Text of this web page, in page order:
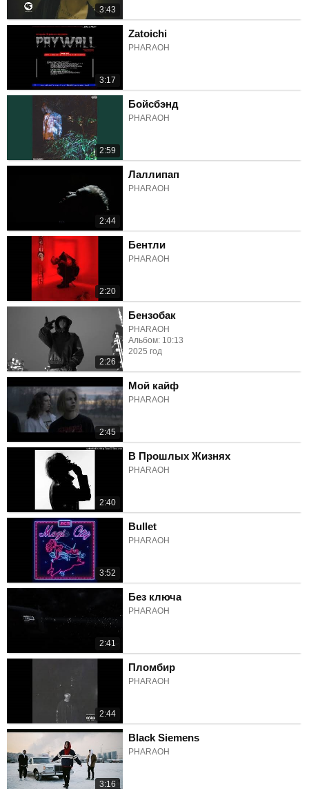
3:43
3:17
Zatoichi
PHARAOH
2:59
Бойсбэнд
PHARAOH
2:44
Лаллипап
PHARAOH
2:20
Бентли
PHARAOH
2:26
Бензобак
PHARAOH
Альбом: 10:13
2025 год
2:45
Мой кайф
PHARAOH
2:40
В Прошлых Жизнях
PHARAOH
3:52
Bullet
PHARAOH
2:41
Без ключа
PHARAOH
2:44
Пломбир
PHARAOH
3:16
Black Siemens
PHARAOH